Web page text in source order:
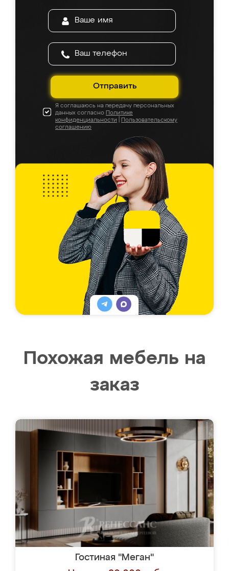
Отправить
Я соглашаюсь на передачу персональных
данных согласно Политике
конфиденциальности
Пользовательскому
соглашению
Похожая мебель на
заказ
Гостиная "Меган"